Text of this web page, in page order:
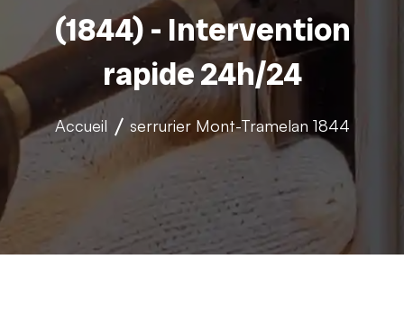
(1844) - Intervention
rapide 24h/24
Accueil serrurier Mont-Tramelan 1844